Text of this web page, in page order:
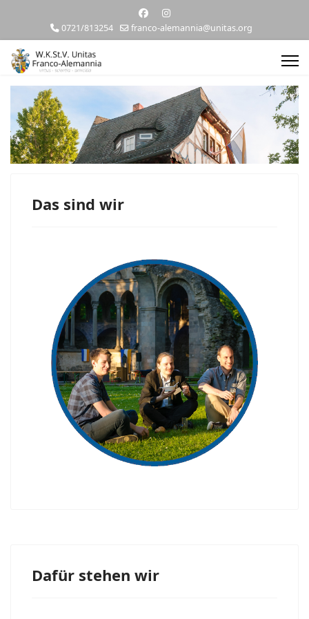
0721/813254 franco-alemannia@unitas.org
Das sind wir
sind
Dafür stehen wir